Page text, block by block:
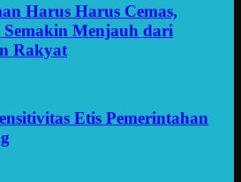
Harus Harus Cemas,
Menjauh dari
Rakyat
Etis Pemerintahan